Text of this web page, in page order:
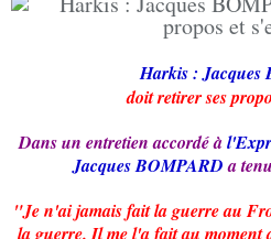
Harkis : Jacques
doit retirer ses
Dans un entretien accordé àl'
Jacques BOMPARDa
"Je n'ai jamais fait la guerre au
la guerre. Il me l'a fait au moment